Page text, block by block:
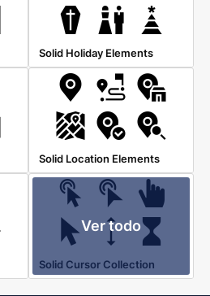
Solid Holiday Elements
Solid Location Elements
Ver todo
Solid Cursor Collection